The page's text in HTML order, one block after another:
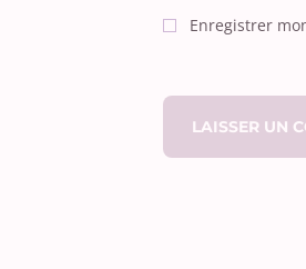
Enregistrer